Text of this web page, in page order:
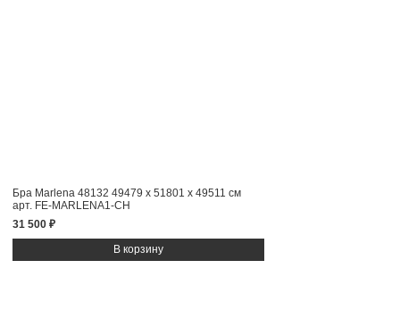
Бра Marlena 48132 49479 x 51801 x 49511 см
арт. FE-MARLENA1-CH
31 500 ₽